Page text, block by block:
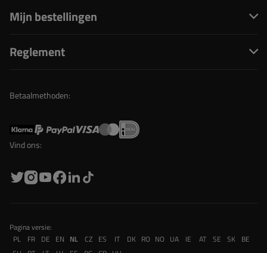
Mijn bestellingen
Reglement
Betaalmethoden:
Vind ons:
Pagina versie:
PL
FR DE EN NL CZ ES IT DK RO NO UA IE AT SE SK BE